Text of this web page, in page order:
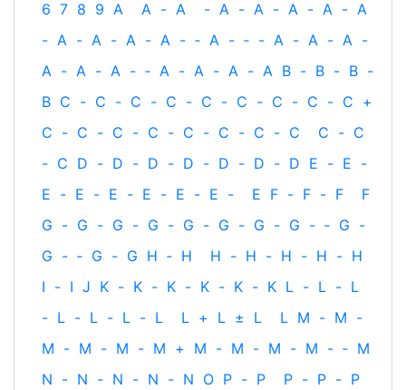
6 7 8 9 A A - A - A - A - A - A - A
- A - A - A - A - ‐ A - ‐ - A - A - A -
A - A - A - ‐ A - A - A - A B - B - B -
B C - C - C - C - C - C - C - C - C +
C - C - C - C - C - C - C - C C - C
- C D - D - D - D - D - D - D E - E -
E - E - E - E - E - E - E F - F - F
F
G - G - G - G - G - G - G - G - ‐ G -
G - ‐ G - G H ‐ H H - H - H - H - H
I - I J K - K - K - K - K - K L - L - L
- L - L - L - L L + L ± L L M - M -
M - M - M - M + M - M - M - M - ‐ M
N - N - N - N - N O P - P P - P - P